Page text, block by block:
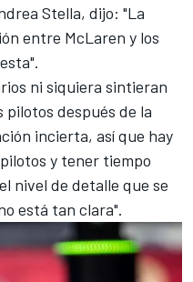
Stella, dijo: "La
entre McLaren y los
ni siquiera sintieran
pilotos después de la
incierta, así que hay
y tener tiempo
nivel de detalle que se
está tan clara".